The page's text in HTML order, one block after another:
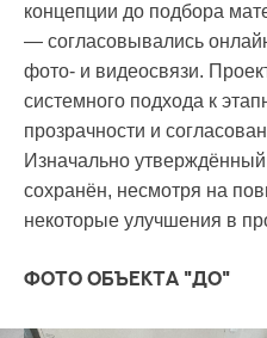
концепции до подбора
— согласовывались
фото- и видеосвязи.
системного подхода к
прозрачности и
Изначально
сохранён, несмотря на
некоторые улучшения в
Фото объекта "ДО"